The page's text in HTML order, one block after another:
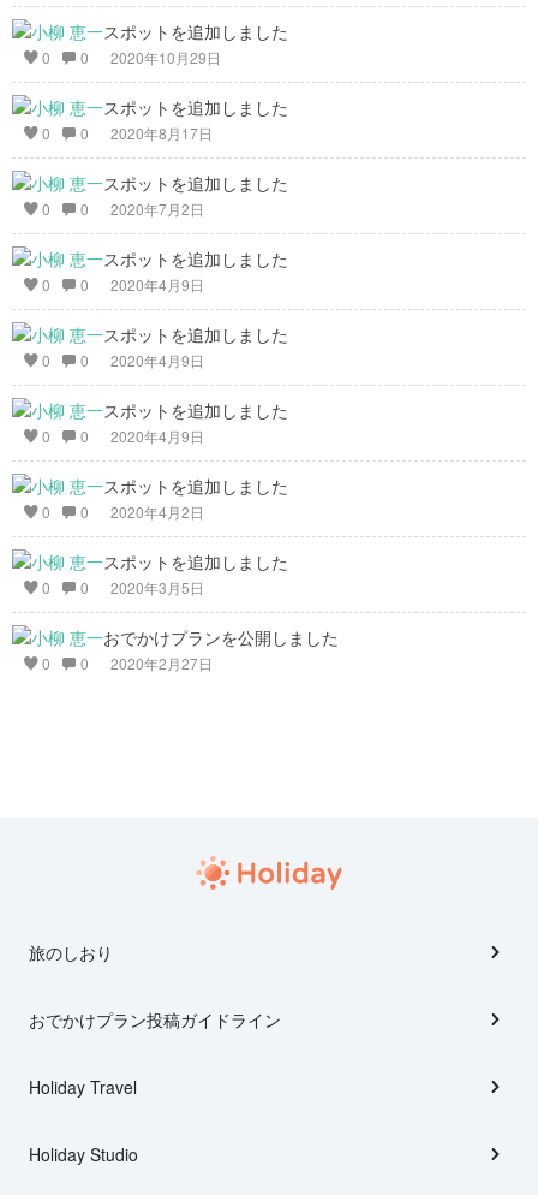
スポットを追加しました
0 0 2020年10月29日
スポットを追加しました
0 0 2020年8月17日
スポットを追加しました
0 0 2020年7月2日
スポットを追加しました
0 0 2020年4月9日
スポットを追加しました
0 0 2020年4月9日
スポットを追加しました
0 0 2020年4月9日
スポットを追加しました
0 0 2020年4月2日
スポットを追加しました
0 0 2020年3月5日
おでかけプランを公開しました
0 0 2020年2月27日
旅のしおり
おでかけプラン投稿ガイドライン
Holiday Travel
Holiday Studio